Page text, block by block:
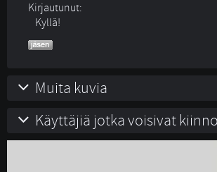
Kirjautunut:
Kyllä!
Muita kuvia
Käyttäjiä jotka voisivat